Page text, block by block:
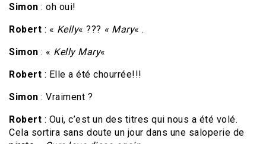
Simon : oh oui!
Robert : « Kelly« ??? « Mary« .
Simon : « Kelly Mary«
Robert : Elle a été chourrée!!!
Simon : Vraiment ?
Robert : Oui, c’est un des titres qui nous a été volé.
Cela sortira sans doute un jour dans une saloperie de